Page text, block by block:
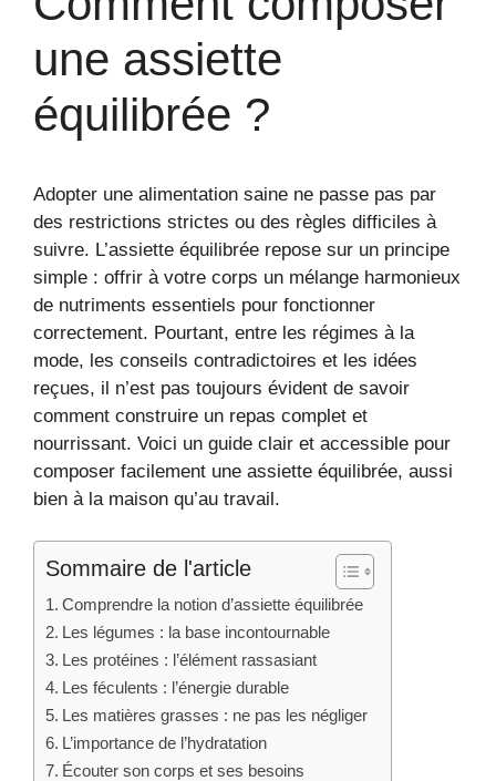
une assiette
équilibrée ?
Adopter une alimentation saine ne passe pas par
des restrictions strictes ou des règles difficiles à
suivre. L’assiette équilibrée repose sur un principe
simple : offrir à votre corps un mélange harmonieux
de nutriments essentiels pour fonctionner
correctement. Pourtant, entre les régimes à la
mode, les conseils contradictoires et les idées
reçues, il n’est pas toujours évident de savoir
comment construire un repas complet et
nourrissant. Voici un guide clair et accessible pour
composer facilement une assiette équilibrée, aussi
bien à la maison qu’au travail.
Sommaire de l'article
Comprendre la notion d’assiette équilibrée
Les légumes : la base incontournable
Les protéines : l’élément rassasiant
Les féculents : l’énergie durable
Les matières grasses : ne pas les négliger
L’importance de l’hydratation
Écouter son corps et ses besoins